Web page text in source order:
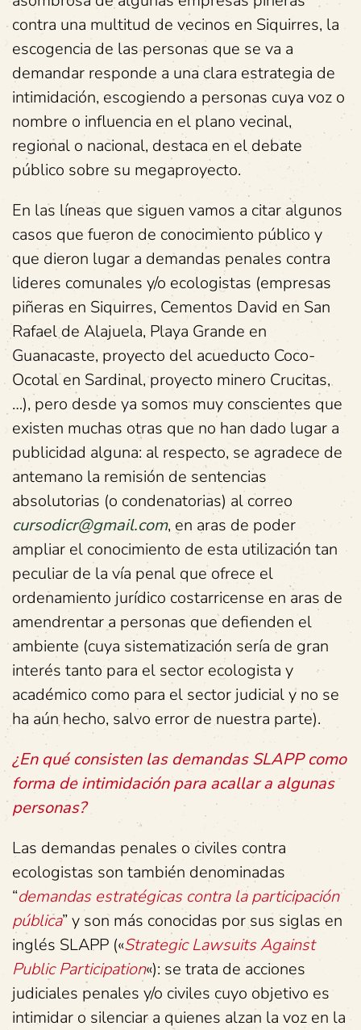
contra una multitud de vecinos en Siquirres, la
escogencia de las personas que se va a
demandar responde a una clara estrategia de
intimidación, escogiendo a personas cuya voz o
nombre o influencia en el plano vecinal,
regional o nacional, destaca en el debate
público sobre su megaproyecto.
En las líneas que siguen vamos a citar algunos
casos que fueron de conocimiento público y
que dieron lugar a demandas penales contra
lideres comunales y/o ecologistas (empresas
piñeras en Siquirres, Cementos David en San
Rafael de Alajuela, Playa Grande en
Guanacaste, proyecto del acueducto Coco-
Ocotal en Sardinal, proyecto minero Crucitas,
…), pero desde ya somos muy conscientes que
existen muchas otras que no han dado lugar a
publicidad alguna: al respecto, se agradece de
antemano la remisión de sentencias
absolutorias (o condenatorias) al correo
cursodicr@gmail.com, en aras de poder
ampliar el conocimiento de esta utilización tan
peculiar de la vía penal que ofrece el
ordenamiento jurídico costarricense en aras de
amendrentar a personas que defienden el
ambiente (cuya sistematización sería de gran
interés tanto para el sector ecologista y
académico como para el sector judicial y no se
ha aún hecho, salvo error de nuestra parte).
¿En qué consisten las demandas SLAPP como
forma de intimidación para acallar a algunas
personas?
Las demandas penales o civiles contra
ecologistas son también denominadas
“demandas estratégicas contra la participación
pública” y son más conocidas por sus siglas en
inglés SLAPP («Strategic Lawsuits Against
Public Participation«): se trata de acciones
judiciales penales y/o civiles cuyo objetivo es
intimidar o silenciar a quienes alzan la voz en la